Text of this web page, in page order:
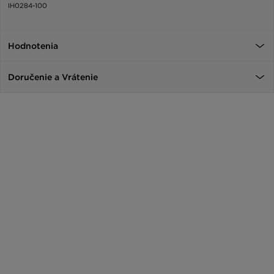
IH0284-100
Hodnotenia
Doručenie a Vrátenie